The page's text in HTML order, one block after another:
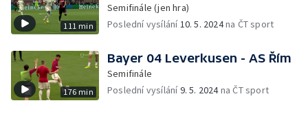
111 min
Semifinále (jen hra)
Poslední vysílání10. 5. 2024na ČT sport
176 min
Bayer 04 Leverkusen - AS Řím
Semifinále
Poslední vysílání9. 5. 2024na ČT sport